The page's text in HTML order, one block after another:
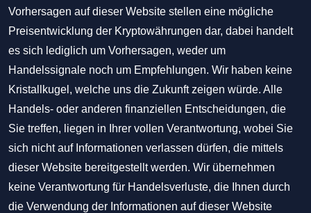
Vorhersagen auf dieser Website stellen eine mögliche
Preisentwicklung der Kryptowährungen dar, dabei handelt
es sich lediglich um Vorhersagen, weder um
Handelssignale noch um Empfehlungen. Wir haben keine
Kristallkugel, welche uns die Zukunft zeigen würde. Alle
Handels- oder anderen finanziellen Entscheidungen, die
Sie treffen, liegen in Ihrer vollen Verantwortung, wobei Sie
sich nicht auf Informationen verlassen dürfen, die mittels
dieser Website bereitgestellt werden. Wir übernehmen
keine Verantwortung für Handelsverluste, die Ihnen durch
die Verwendung der Informationen auf dieser Website